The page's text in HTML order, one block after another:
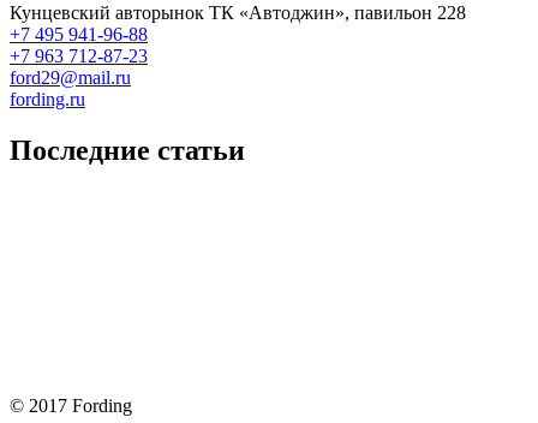
Кунцевский авторынок ТК «Автоджин», павильон 228
+7 495 941-96-88
+7 963 712-87-23
ford29@mail.ru
fording.ru
Последние статьи
© 2017 Fording